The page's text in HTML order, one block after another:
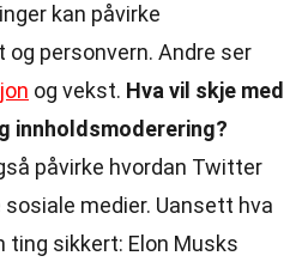
kan påvirke
personvern. Andre ser
og vekst. Hva vil skje med
innholdsmoderering?
påvirke hvordan Twitter
medier. Uansett hva
ting sikkert: Elon Musks